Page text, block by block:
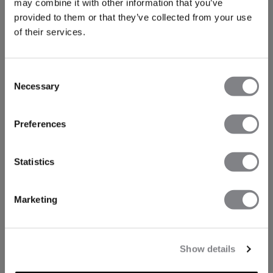
may combine it with other information that you’ve
provided to them or that they’ve collected from your use
of their services.
Selection
Necessary
Preferences
Statistics
Marketing
Show details